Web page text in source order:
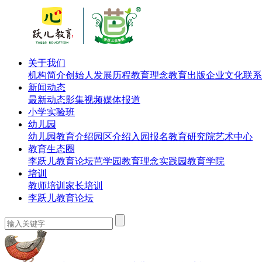
关于我们
机构简介创始人 发展历程教育理念教育出版企业文化联
新闻动态
最新动态影集视频媒体报道
小学实验班
幼儿园
幼儿园教育介绍园区介绍 入园报名教育研究院艺术中心
教育生态圈
李跃儿教育论坛芭学园教育理念实践园教育学院
培训
教师培训 家长培训
李跃儿教育论坛